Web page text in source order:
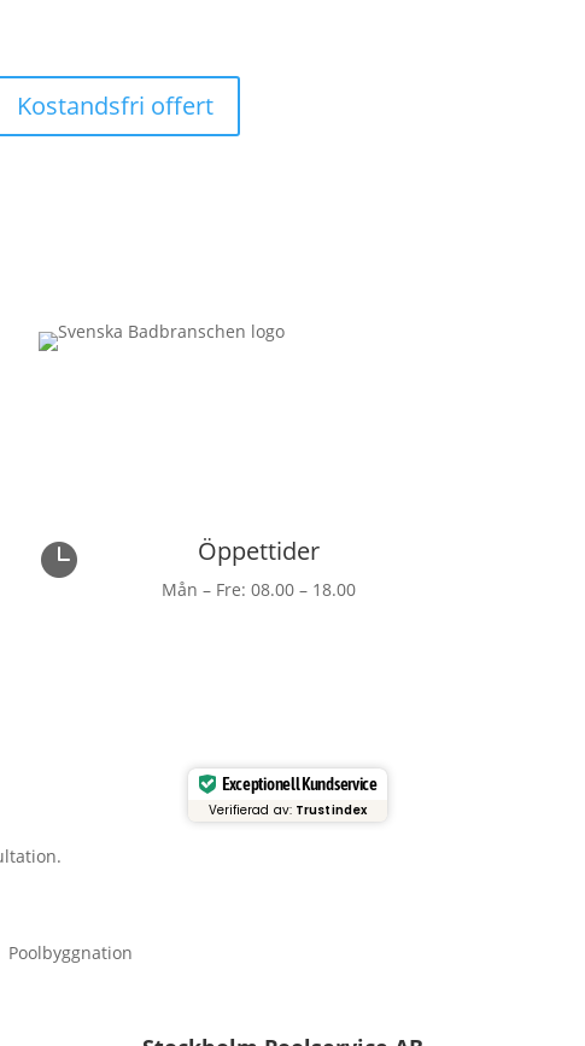
Kostandsfri offert
 Öppettider
Mån – Fre: 08.00 – 18.00
Exceptionell Kundservice
Verifierad av: Trustindex
Poolbyggnation